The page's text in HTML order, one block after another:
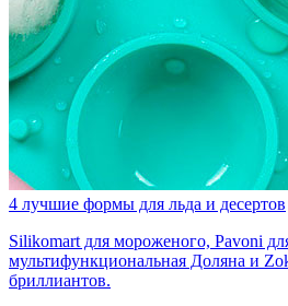
4 лучшие формы для льда и десертов
Silikomart для мороженого, Pavoni
мультифункциональная Доляна и
бриллиантов.